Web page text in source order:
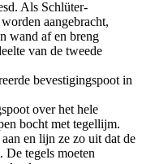
Als Schlüter-
aangebracht,
wand af en breng
van de tweede
bevestigingspoot in
over het hele
bocht met tegellijm.
en lijn ze zo uit dat de
tegels moeten